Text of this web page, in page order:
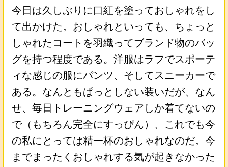
今日は久しぶりに口紅を塗っておしゃれをし
て出かけた。おしゃれといっても、ちょっと
しゃれたコートを羽織ってブランド物のバッ
グを持つ程度である。洋服はラフでスポーテ
ィな感じの服にパンツ、そしてスニーカーで
ある。なんともぱっとしない装いだが、なん
せ、毎日トレーニングウェアしか着てないの
で（もちろん完全にすっぴん）、これでも今
の私にとっては精一杯のおしゃれなのだ。今
までまったくおしゃれする気が起きなかった